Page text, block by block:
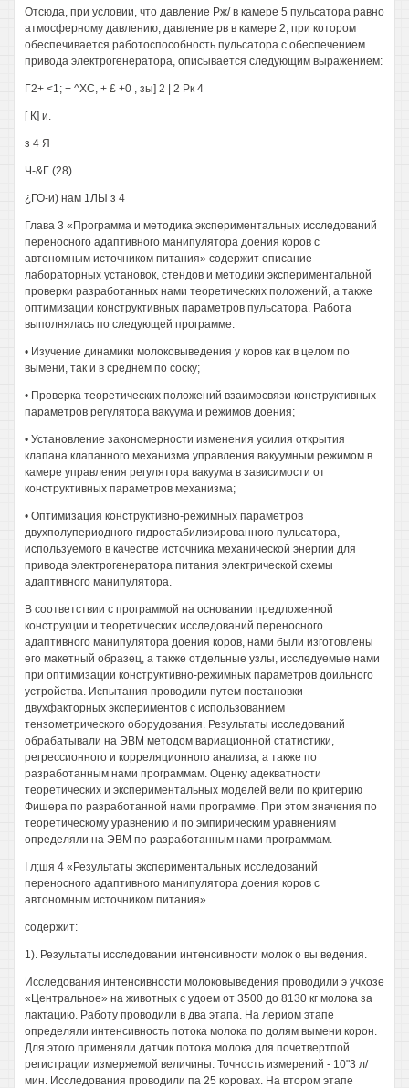
Отсюда, при условии, что давление Рж/ в камере 5 пульсатора равно
атмосферному давлению, давление рв в камере 2, при котором
обеспечивается работоспособность пульсатора с обеспечением
привода электрогенератора, описывается следующим выражением:
Г2+ <1; + ^ХС, + £ +0 , зы] 2 | 2 Рк 4
[ К] и.
з 4 Я
Ч-&Г (28)
¿ГО-и) нам 1ЛЫ з 4
Глава 3 «Программа и методика экспериментальных исследований
переносного адаптивного манипулятора доения коров с
автономным источником питания» содержит описание
лабораторных установок, стендов и методики экспериментальной
проверки разработанных нами теоретических положений, а также
оптимизации конструктивных параметров пульсатора. Работа
выполнялась по следующей программе:
• Изучение динамики молоковыведения у коров как в целом по
вымени, так и в среднем по соску;
• Проверка теоретических положений взаимосвязи конструктивных
параметров регулятора вакуума и режимов доения;
• Установление закономерности изменения усилия открытия
клапана клапанного механизма управления вакуумным режимом в
камере управления регулятора вакуума в зависимости от
конструктивных параметров механизма;
• Оптимизация конструктивно-режимных параметров
двухполупериодного гидростабилизированного пульсатора,
используемого в качестве источника механической энергии для
привода электрогенератора питания электрической схемы
адаптивного манипулятора.
В соответствии с программой на основании предложенной
конструкции и теоретических исследований переносного
адаптивного манипулятора доения коров, нами были изготовлены
его макетный образец, а также отдельные узлы, исследуемые нами
при оптимизации конструктивно-режимных параметров доильного
устройства. Испытания проводили путем постановки
двухфакторных экспериментов с использованием
тензометрического оборудования. Результаты исследований
обрабатывали на ЭВМ методом вариационной статистики,
регрессионного и корреляционного анализа, а также по
разработанным нами программам. Оценку адекватности
теоретических и экспериментальных моделей вели по критерию
Фишера по разработанной нами программе. При этом значения по
теоретическому уравнению и по эмпирическим уравнениям
определяли на ЭВМ по разработанным нами программам.
I л;шя 4 «Результаты экспериментальных исследований
переносного адаптивного манипулятора доения коров с
автономным источником питания»
содержит:
1). Результаты исследовании интенсивности молок о вы ведения.
Исследования интенсивности молоковыведения проводили э учхозе
«Центральное» на животных с удоем от 3500 до 8130 кг молока за
лактацию. Работу проводили в два этапа. На лериом этапе
определяли интенсивность потока молока по долям вымени корон.
Для этого применяли датчик потока молока для почетвертпой
регистрации измеряемой величины. Точность измерений - 10"3 л/
мин. Исследования проводили па 25 коровах. На втором этапе